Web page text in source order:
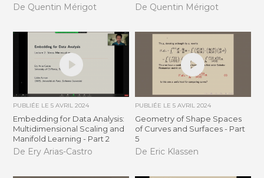
De Quentin Mérigot De Quentin Mérigot
PUBLIÉE LE5 AVRIL 2024
Embedding for Data Analysis:
Multidimensional Scaling and
Manifold Learning - Part 2
De Ery Arias-Castro
PUBLIÉE LE 5 AVRIL 2024
Geometry of Shape Spaces
of Curves and Surfaces - Part
5
De Eric Klassen